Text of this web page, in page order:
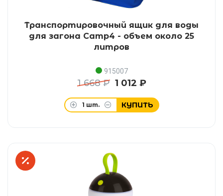
Транспортировочный ящик для воды
для загона Camp4 - объем около 25
литров
915007
1 668 ₽ 1 012 ₽
1 шт. КУПИТЬ